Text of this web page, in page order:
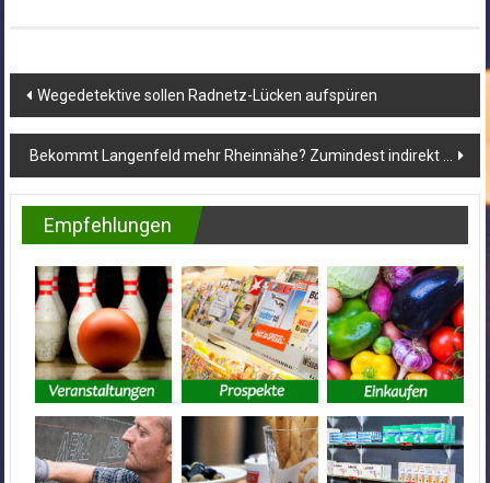
Beitragsnavigation
Wegedetektive sollen Radnetz-Lücken aufspüren
Bekommt Langenfeld mehr Rheinnähe? Zumindest indirekt …
Empfehlungen